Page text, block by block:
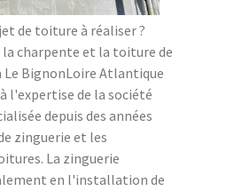
de toiture à réaliser ?
la charpente et la toiture de
BignonLoire Atlantique
l'expertise de la société
depuis des années
zinguerie et les
La zinguerie
en l'installation de